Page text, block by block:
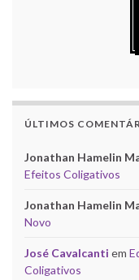
ÚLTIMOS
Jonathan Hamelin
Efeitos Coligativos
Jonathan Hamelin
Novo
José Cavalcanti em
Coligativos